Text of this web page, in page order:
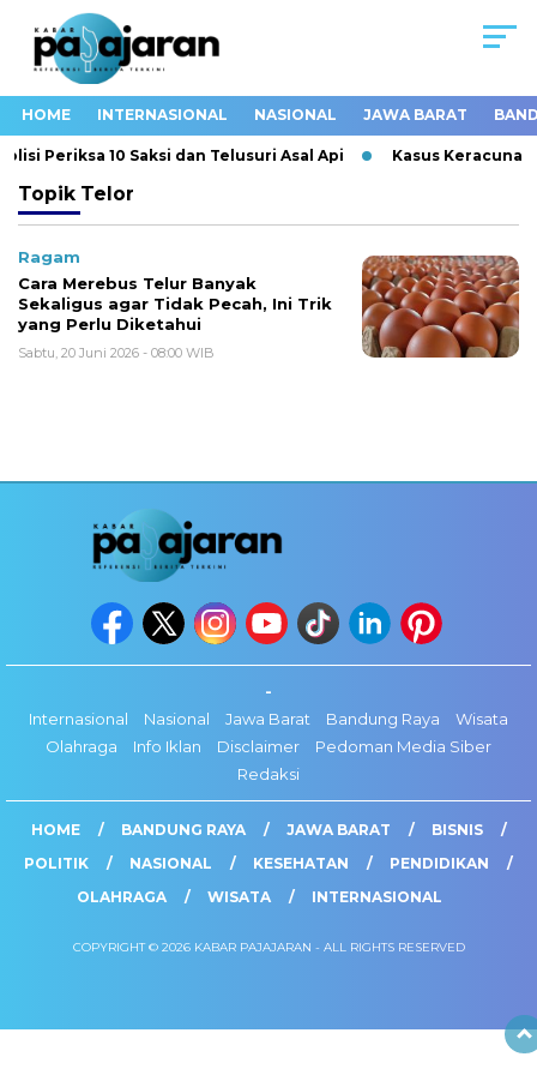
HOME INTERNASIONAL NASIONAL JAWA BARAT
Periksa 10 Saksi dan Telusuri Asal Api Kasus
Topik Telor
Ragam
Cara Merebus Telur Banyak
Sekaligus agar Tidak Pecah, Ini Trik
yang Perlu Diketahui
Sabtu, 20 Juni 2026 - 08:00 WIB
-
Internasional
Nasional Jawa Barat Bandung Raya
Wisata
Olahraga
Info Iklan Disclaimer
Pedoman Media Siber
Redaksi
HOME BANDUNG RAYA JAWA BARAT
BISNIS
POLITIK
NASIONAL KESEHATAN
PENDIDIKAN
OLAHRAGA
WISATA INTERNASIONAL
COPYRIGHT © 2026 KABAR PAJAJARAN - ALL RIGHTS RESERVED